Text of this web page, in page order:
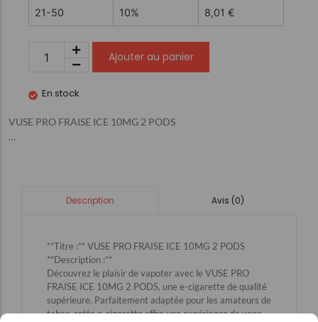
21-50 10% 8,01 €
Ajouter au panier
En stock
VUSE PRO FRAISE ICE 10MG 2 PODS
…
Description Avis (0)
**Titre :** VUSE PRO FRAISE ICE 10MG 2 PODS
**Description :**
Découvrez le plaisir de vapoter avec le VUSE PRO
FRAISE ICE 10MG 2 PODS, une e-cigarette de qualité
supérieure. Parfaitement adaptée pour les amateurs de
tabac, cette e-cigarette offre une expérience de vape